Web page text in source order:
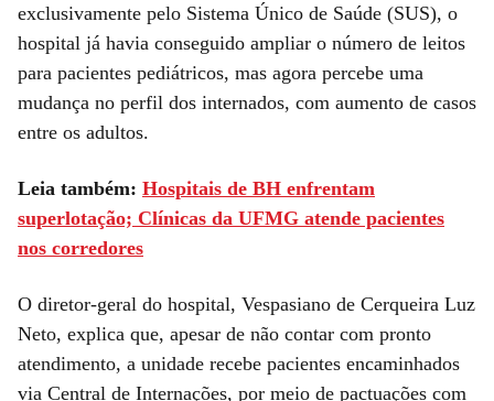
exclusivamente pelo Sistema Único de Saúde (SUS), o
hospital já havia conseguido ampliar o número de leitos
para pacientes pediátricos, mas agora percebe uma
mudança no perfil dos internados, com aumento de casos
entre os adultos.
Leia também: Hospitais de BH enfrentam
superlotação; Clínicas da UFMG atende pacientes
nos corredores
O diretor-geral do hospital, Vespasiano de Cerqueira Luz
Neto, explica que, apesar de não contar com pronto
atendimento, a unidade recebe pacientes encaminhados
via Central de Internações, por meio de pactuações com